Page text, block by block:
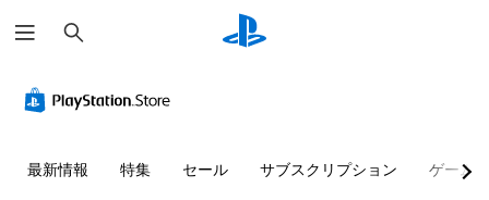
索
最新情報 特集 セール サブスクリプション ゲーム